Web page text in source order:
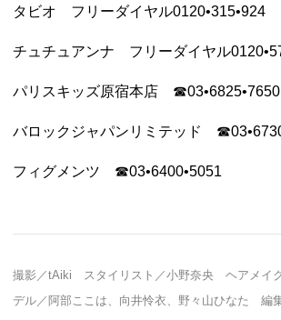
タビオ フリーダイヤル0120•315•924
チュチュアンナ フリーダイヤル
パリスキッズ原宿本店 ☎︎03•6825•7650
バロックジャパンリミテッド
フィグメンツ ☎︎03•6400•5051
撮影／tAiki スタイリスト／小野奈央 ヘアメイ
デル／阿部ここは、向井怜衣、野々山ひなた 編